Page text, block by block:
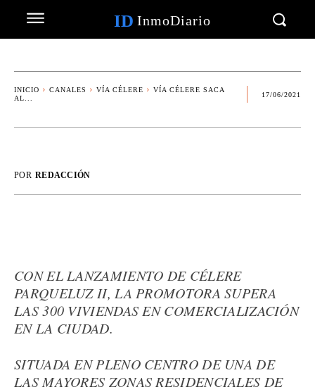
ID InmoDiario
INICIO CANALES VÍA CÉLERE
VÍA CÉLERE SACA
AL...
17/06/2021
POR REDACCIÓN
CON EL LANZAMIENTO DE CÉLERE
PARQUELUZ II, LA PROMOTORA SUPERA
LAS 300 VIVIENDAS EN COMERCIALIZACIÓN
EN LA CIUDAD.
SITUADA EN PLENO CENTRO DE UNA DE
LAS MAYORES ZONAS RESIDENCIALES DE